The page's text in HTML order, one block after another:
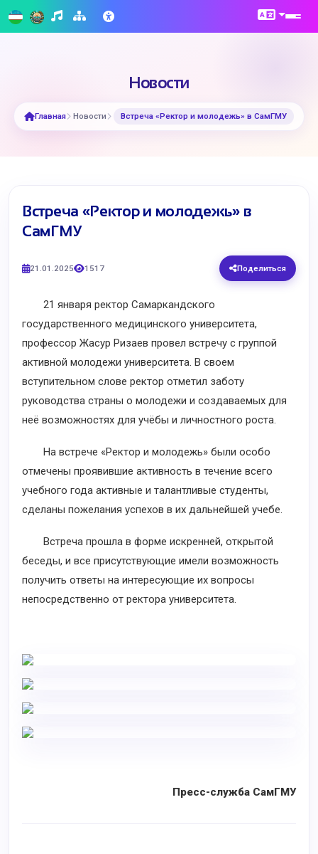
Новости
Главная Новости Встреча «Ректор и молодежь» в СамГМУ
Встреча «Ректор и молодежь» в
СамГМУ
21.01.2025 1517 Поделиться
21 января ректор Самаркандского
государственного медицинского университета,
профессор Жасур Ризаев провел встречу с группой
активной молодежи университета. В своем
вступительном слове ректор отметил заботу
руководства страны о молодежи и создаваемых для
неё возможностях для учёбы и личностного роста.
На встрече «Ректор и молодежь» были особо
отмечены проявившие активность в течение всего
учебного года активные и талантливые студенты,
сделаны пожелания успехов в их дальнейшей учебе.
Встреча прошла в форме искренней, открытой
беседы, и все присутствующие имели возможность
получить ответы на интересующие их вопросы
непосредственно от ректора университета.
Пресс-служба СамГМУ